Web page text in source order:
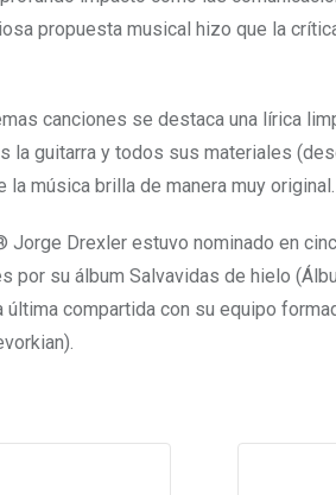
propuesta musical hizo que la
canciones se destaca una lírica
guitarra y todos sus materiales
la música brilla de manera muy original.
Drexler estuvo nominado en
por su álbum Salvavidas de hielo
última compartida con su equipo